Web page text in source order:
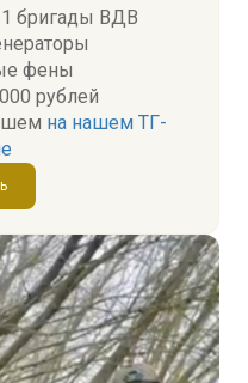
бригады ВДВ
фены
рублей
на нашем ТГ-